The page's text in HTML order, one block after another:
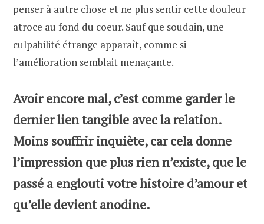
penser à autre chose et ne plus sentir cette douleur
atroce au fond du coeur. Sauf que soudain, une
culpabilité étrange apparaît, comme si
l’amélioration semblait menaçante.
Avoir encore mal, c’est comme garder le
dernier lien tangible avec la relation.
Moins souffrir inquiète, car cela donne
l’impression que plus rien n’existe, que le
passé a englouti votre histoire d’amour et
qu’elle devient anodine.